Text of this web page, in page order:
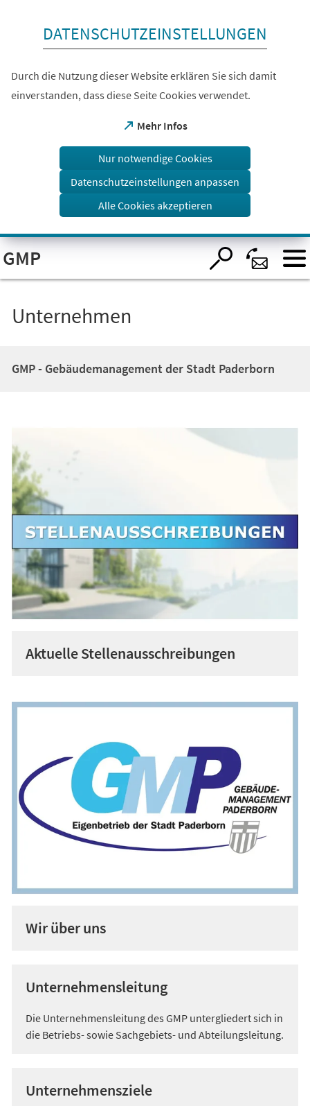
Visuelle
Assistenzsoftware
öffnen.
DATENSCHUTZEINSTELLUNGEN
Durch die Nutzung dieser Website erklären Sie sich damit
einverstanden, dass diese Seite Cookies verwendet.
Mehr Infos
(Öffnet
einem
Tab)
Nur notwendige Cookies
Datenschutzeinstellungen anpassen
Alle Cookies akzeptieren
GMP
Unternehmen
GMP - Gebäudemanagement der Stadt Paderborn
Aktuelle Stellenausschreibungen
Wir über uns
Unternehmensleitung
Die Unternehmensleitung des GMP untergliedert sich in
die Betriebs- sowie Sachgebiets- und Abteilungsleitung.
Unternehmensziele